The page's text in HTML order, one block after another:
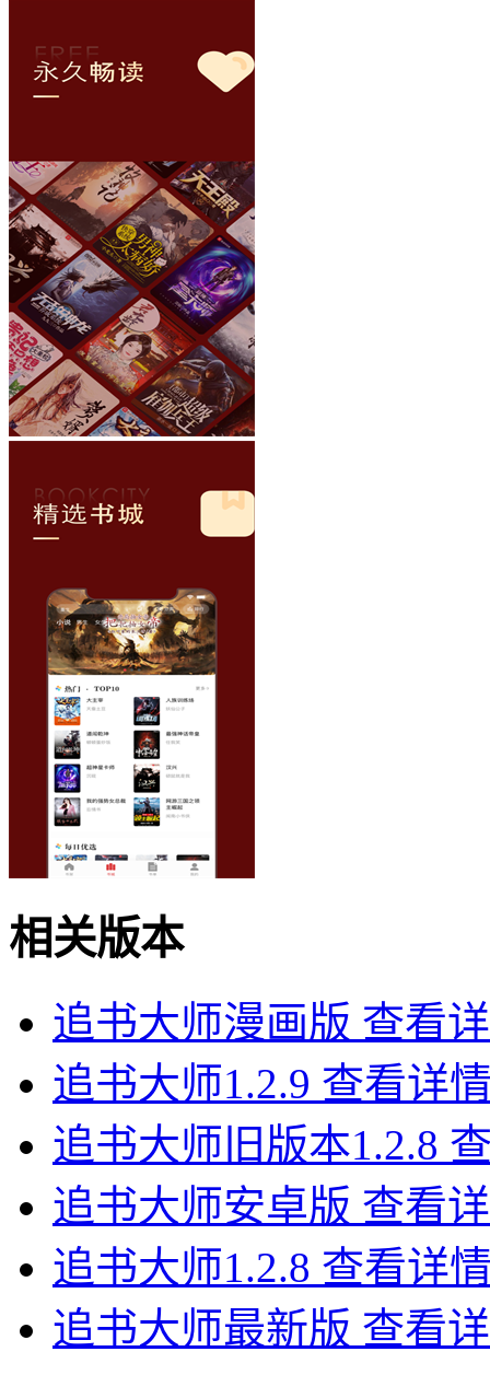
相关版本
追书大师漫画版 查看
追书大师1.2.9 查看详
追书大师旧版本1.2.8
追书大师安卓版 查看
追书大师1.2.8 查看详
追书大师最新版 查看